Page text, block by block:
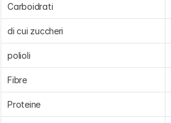
Carboidrati
di cui zuccheri
polioli
Fibre
Proteine